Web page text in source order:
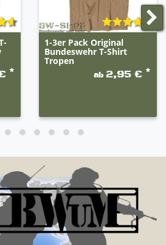
*
1-3er Pack Original
Bundeswehr T-Shirt
Tropen
ab 2,95 € *